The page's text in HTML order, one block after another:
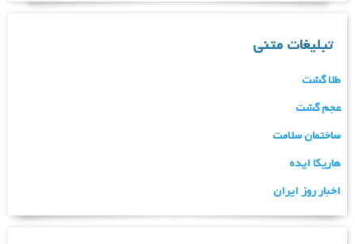
تبلیغات متنی
طلا گشت
عجم گشت
ساختمان سلامت
هاریکا ایده
اخبار روز ایران